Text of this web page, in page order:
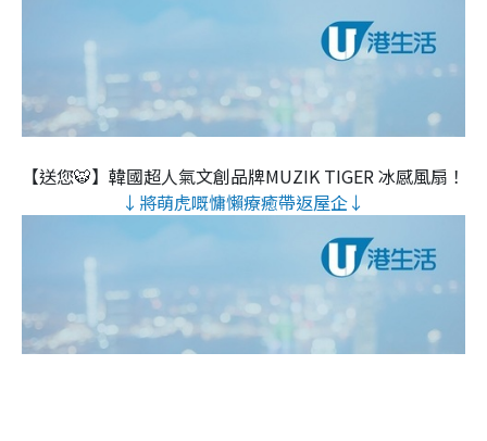
【送您🐯】韓國超人氣文創品牌MUZIK TIGER 冰感風扇！
↓將萌虎嘅慵懶療癒帶返屋企↓